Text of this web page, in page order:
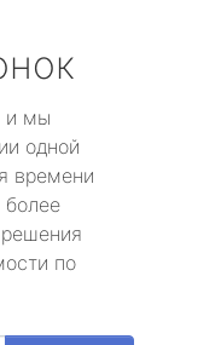
и мы
одной
времени
более
по